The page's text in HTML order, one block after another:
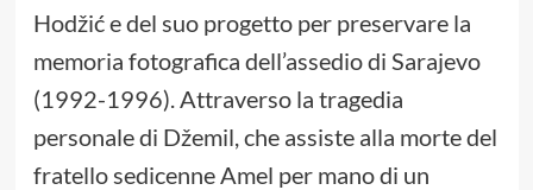
Hodžić e del suo progetto per preservare la
memoria fotografica dell’assedio di Sarajevo
(1992-1996). Attraverso la tragedia
personale di Džemil, che assiste alla morte del
fratello sedicenne Amel per mano di un